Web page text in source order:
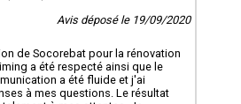
Avis déposé le 19/09/2020
de Socorebat pour la rénovation
a été respecté ainsi que le
a été fluide et j'ai
à mes questions. Le résultat